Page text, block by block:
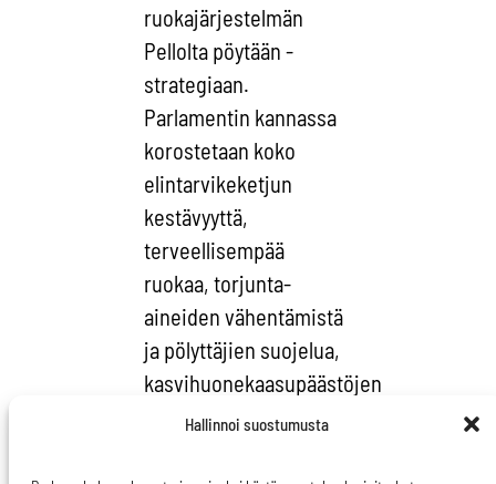
Hallinnoi suostumusta
ruokajärjestelmän
Pellolta pöytään -
strategiaan.
Parlamentin kannassa
korostetaan koko
elintarvikeketjun
kestävyyttä,
terveellisempää
ruokaa, torjunta-
aineiden vähentämistä
ja pölyttäjien suojelua,
kasvihuonekaasupäästöjen
vähentämistä ja